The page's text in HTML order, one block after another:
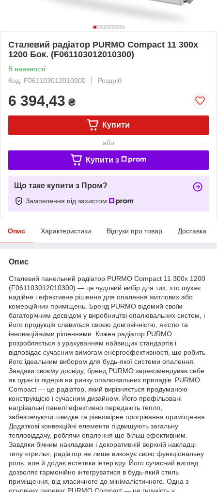
Сталевий радіатор PURMO Compact 11 300x
1200 Бок. (F061103012010300)
В наявності
Код: F061103012010300
Роздріб
6 394,43 ₴
Купити
або
Купити з
Що таке купити з Пром?
Замовлення під захистом
Опис Характеристики Відгуки про товар Доставка
Опис
Сталевий панельний радіатор PURMO Compact 11 300x 1200
(F061103012010300) — це чудовий вибір для тих, хто шукає
надійне і ефективне рішення для опалення житлових або
комерційних приміщень. Бренд PURMO відомий своїм
багаторічним досвідом у виробництві опалювальних систем, і
його продукція славиться своєю довговічністю, якістю та
інноваційними рішеннями. Кожен радіатор PURMO
розробляється з урахуванням найвищих стандартів і
відповідає сучасним вимогам енергоефективності, що робить
його ідеальним вибором для будь-якої системи опалення.
Завдяки своєму досвіду, бренд PURMO зарекомендував себе
як один із лідерів на ринку опалювальних приладів. PURMO
Compact — це радіатор, який вирізняється продуманою
конструкцією і сучасним дизайном. Його профільовані
нагрівальні панелі ефективно передають тепло,
забезпечуючи швидке та рівномірне прогрівання приміщення.
Додаткові конвекційні елементи підвищують загальну
тепловіддачу, роблячи опалення ще більш ефективним.
Завдяки бічним накладкам і декоративній верхній накладці
типу «гриль», радіатор не лише виконує свою функціональну
роль, але й додає естетики інтер’єру. Його сучасний вигляд
дозволяє гармонійно інтегруватися в будь-який стиль
приміщення, від класичного до мінімалістичного. Одна з
основних переваг PURMO Compact — це гнучкість у